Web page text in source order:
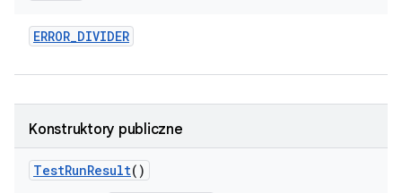
ERROR_DIVIDER
Konstruktory publiczne
TestRunResult()